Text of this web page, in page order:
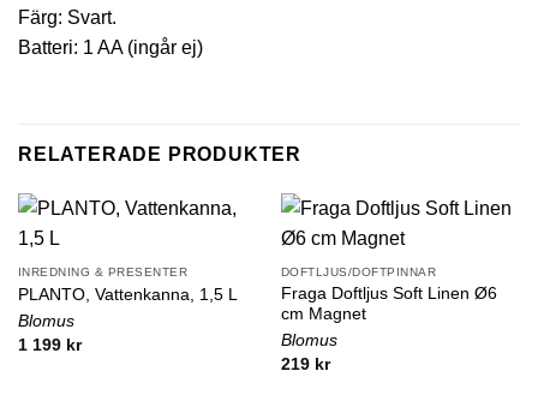
Färg: Svart.
Batteri: 1 AA (ingår ej)
RELATERADE PRODUKTER
INREDNING & PRESENTER
PLANTO, Vattenkanna, 1,5 L
Blomus
1 199 kr
DOFTLJUS/DOFTPINNAR
Fraga Doftljus Soft Linen Ø6
cm Magnet
Blomus
219 kr